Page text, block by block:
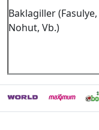
Baklagiller (Fasulye,
Nohut, Vb.)